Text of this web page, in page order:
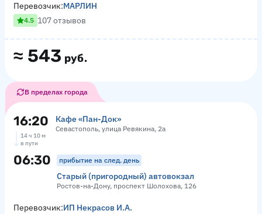
≈ 543 руб.
Перевозчик:МАРЛИН
4.5 107 отзывов
В пределах города
16:20 Кафе «Пан-Док»
Севастополь, улица Ревякина, 2а
14 ч 10 м
в пути
06:30 прибытие на след. день
Старый (пригородный) автовокзал
Ростов-на-Дону, проспект Шолохова, 126
Перевозчик:ИП Некрасов И.А.